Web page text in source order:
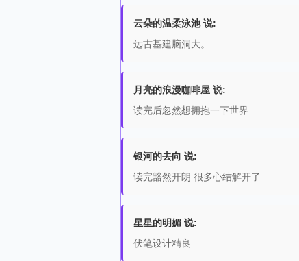
云朵的温柔泳池 说:
远古基建脑洞大。
月亮的浪漫咖啡屋 说:
读完后忽然想拥抱一下世界
银河的去向 说:
读完豁然开朗 很多心结解开了
星星的明媚 说:
伏笔设计精良